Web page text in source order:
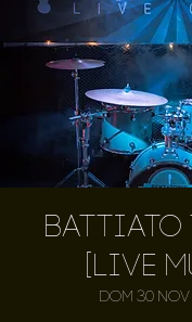
Battiato
[LIVE
dom 30 nov